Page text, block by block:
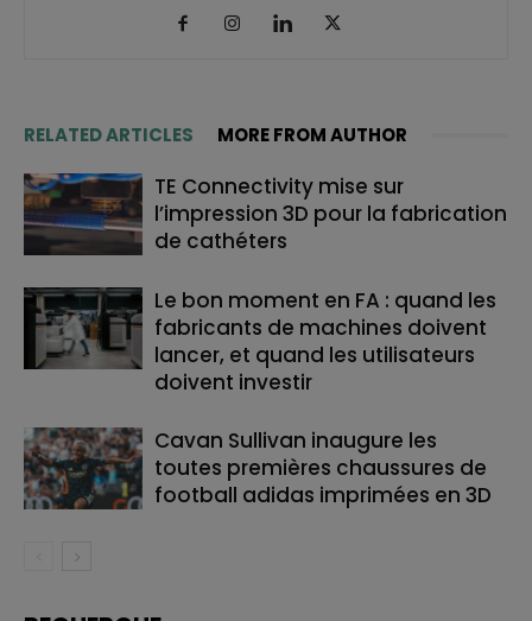
RELATED ARTICLES MORE FROM AUTHOR
TE Connectivity mise sur
l’impression 3D pour la fabrication
de cathéters
Le bon moment en FA : quand les
fabricants de machines doivent
lancer, et quand les utilisateurs
doivent investir
Cavan Sullivan inaugure les
toutes premières chaussures de
football adidas imprimées en 3D